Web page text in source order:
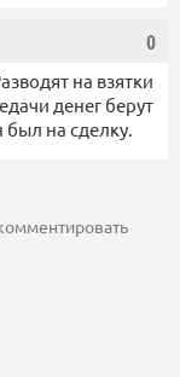
0
на взятки
денег берут
был на сделку.